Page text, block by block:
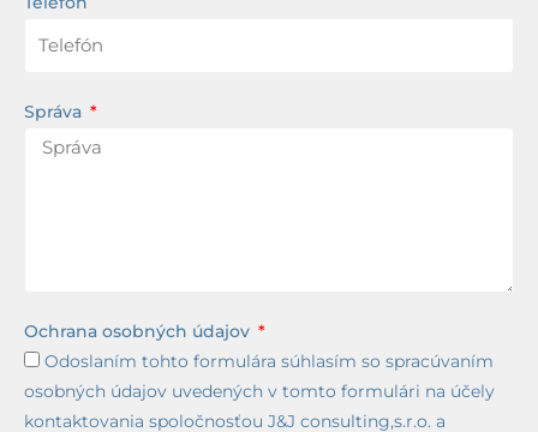
Správa
Ochrana osobných údajov
Odoslaním tohto formulára súhlasím so spracúvaním
osobných údajov uvedených v tomto formulári na účely
kontaktovania spoločnosťou J&J consulting,s.r.o. a